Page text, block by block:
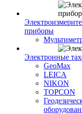
приборы
Электронные
GeoMax
LEICA
NIKON
TOPCON